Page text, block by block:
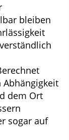
bleiben
Abhängigkeit
dem Ort
sogar auf